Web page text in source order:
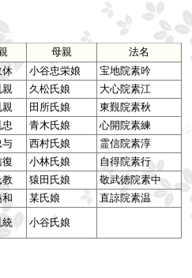
母親
法名
休 小谷忠栄娘
宝地院素吟
久松氏娘
大心院素江
田所氏娘
東覲院素秋
青木氏娘
心開院素練
与 西村氏娘
霊信院素淳
小林氏娘
自得院素行
教 猿田氏娘
敬武徳院素中
某氏娘 直諒院素温
統 小谷氏娘